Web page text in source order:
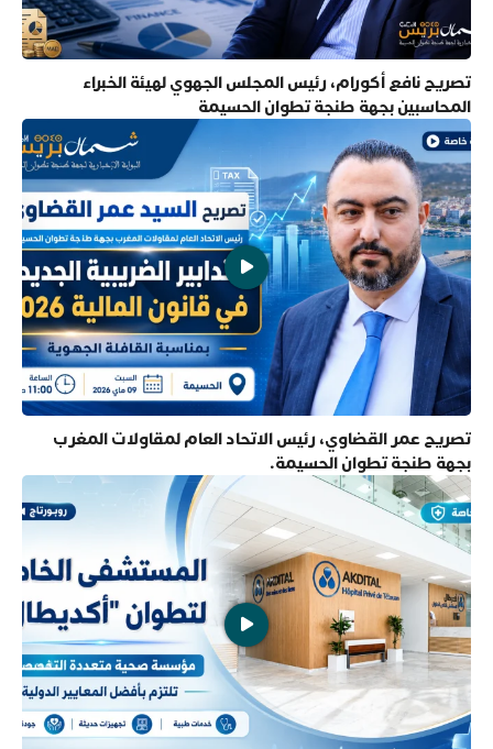
تصريح نافع أكورام، رئيس المجلس الجهوي لهيئة الخبراء
المحاسبين بجهة طنجة تطوان الحسيمة
تصريح عمر القضاوي، رئيس الاتحاد العام لمقاولات المغرب
بجهة طنجة تطوان الحسيمة.